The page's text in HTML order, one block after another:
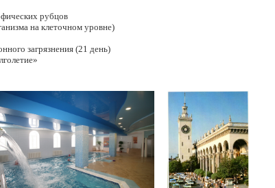
рубцов
на клеточном уровне)
загрязнения (21 день)